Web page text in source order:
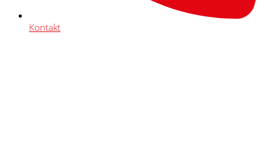
Kontakt